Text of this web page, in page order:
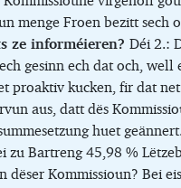
menge Froen bezitt sech
ze informéieren? Déi 2.:
gesinn ech dat och,
proaktiv kucken, fir dat
aus, datt dës
huet
Bartreng 45,98 %
dëser Kommissioun? Bei